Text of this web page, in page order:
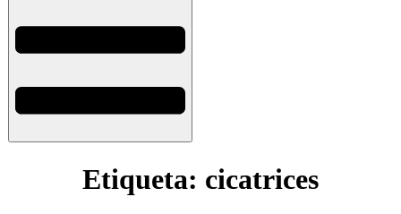
Etiqueta: cicatrices